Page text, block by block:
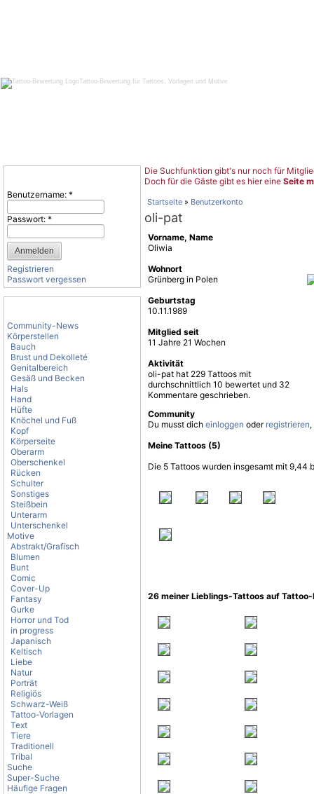
Tattoo-Bewertung für Tattoos, Vorlagen und Motive
Benutzername: *
Passwort: *
Registrieren
Passwort vergessen
Community-News
Körperstellen
Bauch
Brust und Dekolleté
Genitalbereich
Gesäß und Becken
Hals
Hand
Hüfte
Knöchel und Fuß
Kopf
Körperseite
Oberarm
Oberschenkel
Rücken
Schulter
Sonstiges
Steißbein
Unterarm
Unterschenkel
Motive
Abstrakt/Grafisch
Blumen
Bunt
Comic
Cover-Up
Fantasy
Gurke
Horror und Tod
in progress
Japanisch
Keltisch
Liebe
Natur
Porträt
Religiös
Schwarz-Weiß
Tattoo-Vorlagen
Text
Tiere
Traditionell
Tribal
Suche
Super-Suche
Häufige Fragen
Die Suchfunktion gibt's nur noch für
Doch für die Gäste gibt es hier eine Seite
Startseite » Benutzerkonto
oli-pat
Vorname, Name
Oliwia
Wohnort
Grünberg in Polen
Geburtstag
10.11.1989
Mitglied seit
11 Jahre 21 Wochen
Aktivität
oli-pat hat 229 Tattoos mit
durchschnittlich 10 bewertet und 32
Kommentare geschrieben.
Community
Du musst dich einloggen oder registrieren
Meine Tattoos (5)
Die 5 Tattoos wurden insgesamt mit 9,44
26 meiner Lieblings-Tattoos auf